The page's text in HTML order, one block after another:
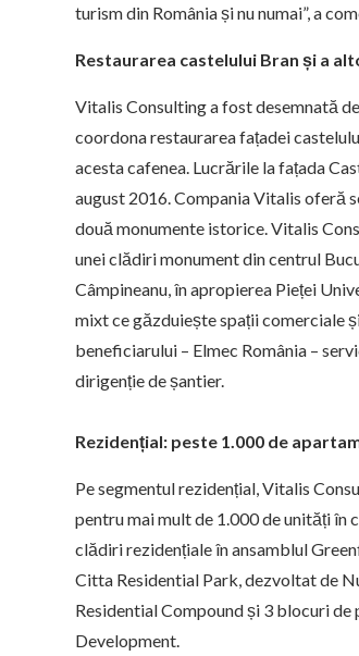
turism din România și nu numai”, a
Restaurarea castelului Bran și a
Vitalis Consulting a fost desemnată
coordona restaurarea fațadei
acesta cafenea. Lucrările la fațada
august 2016. Compania Vitalis oferă
două monumente istorice. Vitalis
unei clădiri monument din centrul
Câmpineanu, în apropierea Pieței
mixt ce găzduiește spații comerciale
beneficiarului – Elmec România –
dirigenție de șantier.
Rezidențial: peste 1.000 de
Pe segmentul rezidențial, Vitalis
pentru mai mult de 1.000 de unități în
clădiri rezidențiale în ansamblul
Citta Residential Park, dezvoltat de
Residential Compound și 3 blocuri
Development.